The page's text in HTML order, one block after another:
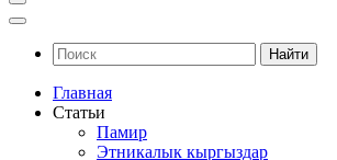
Найти
Главная
Статьи
Памир
Этникалык кыргыздар